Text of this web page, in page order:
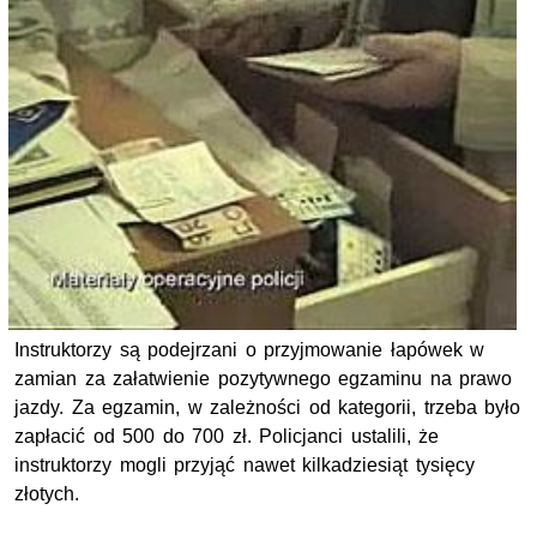
Instruktorzy są podejrzani o przyjmowanie łapówek w
zamian za załatwienie pozytywnego egzaminu na prawo
jazdy. Za egzamin, w zależności od kategorii, trzeba było
zapłacić od 500 do 700 zł. Policjanci ustalili, że
instruktorzy mogli przyjąć nawet kilkadziesiąt tysięcy
złotych.